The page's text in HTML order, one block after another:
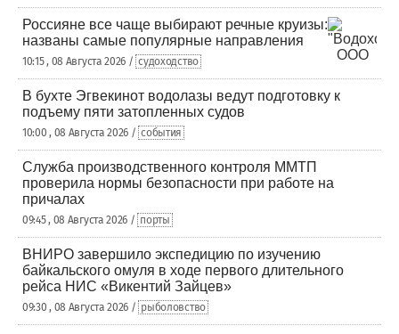
Россияне все чаще выбирают речные круизы:
названы самые популярные направления
10:15 , 08 Августа 2026 / судоходство
В бухте Эгвекинот водолазы ведут подготовку к
подъему пяти затопленных судов
10:00 , 08 Августа 2026 / события
Служба производственного контроля ММТП
проверила нормы безопасности при работе на
причалах
09:45 , 08 Августа 2026 / порты
ВНИРО завершило экспедицию по изучению
байкальского омуля в ходе первого длительного
рейса НИС «Викентий Зайцев»
09:30 , 08 Августа 2026 / рыболовство